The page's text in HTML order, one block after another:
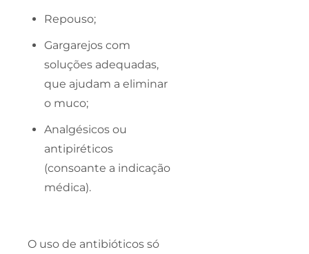
Repouso;
Gargarejos com
soluções adequadas,
que ajudam a eliminar
o muco;
Analgésicos ou
antipiréticos
(consoante a indicação
médica).
O uso de antibióticos só